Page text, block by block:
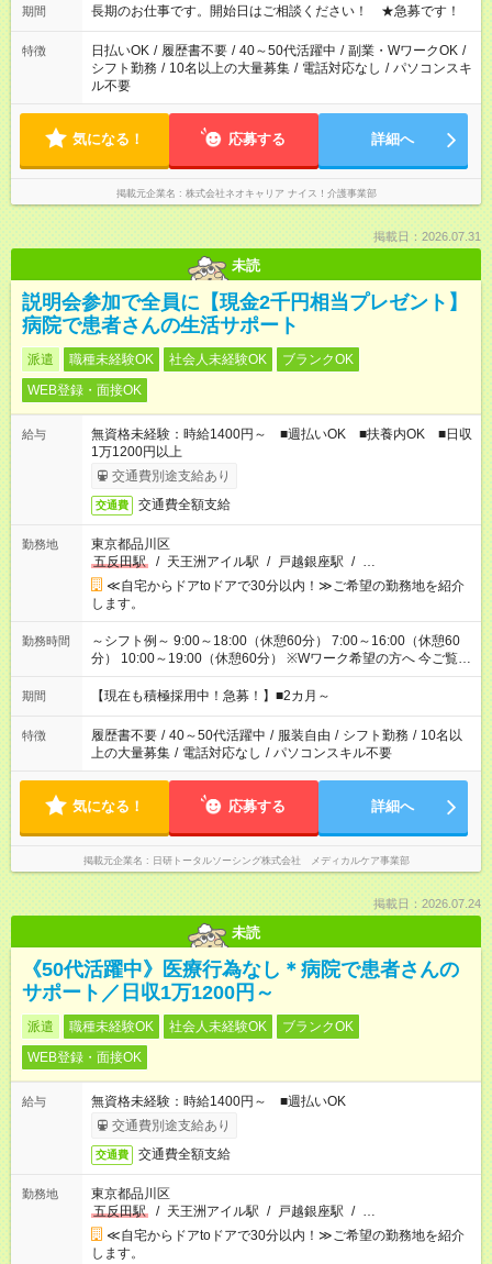
1日7時間 ＊日勤のみ ＊土日休み ＊午前だけ・午後だけ ＊平日
仕事をご紹介できます！ 登録の際に、あなたのご希望をお聞か
せください。
期間 長期のお仕事です。開始日はご相談ください！ ★急募です！
特徴 日払いOK / 履歴書不要 / 40～50代活躍中 / 副業・WワークOK /
シフト勤務 / 10名以上の大量募集 / 電話対応なし / パソコンスキ
ル不要
気になる！ 応募する 詳細へ
掲載元企業名 株式会社ネオキャリア ナイス！介護事業部
掲載日：2026.07.31
未読
説明会参加で全員に【現金2千円相当プレゼント】
病院で患者さんの生活サポート
派遣 職種未経験OK 社会人未経験OK
ブランクOK
WEB登録・面接OK
給与
無資格未経験：時給1400円～ ■週払いOK ■扶養内OK ■日収
1万1200円以上
交通費別途支給あり
交通費 交通費全額支給
勤務地
東京都品川区
五反田駅
/ 天王洲アイル駅 / 戸越銀座駅 / …
≪自宅からドアtoドアで30分以内！≫ご希望の勤務地を紹介
します。
勤務時間
～シフト例～ 9:00～18:00（休憩60分） 7:00～16:00（休憩60
分） 10:00～19:00（休憩60分） ※Wワーク希望の方へ 今ご覧の
お仕事で希望する勤務時間と、もう1つのお仕事の勤務時間の合
計が 週40時間を超えなければOKです。
期間 【現在も積極採用中！急募！】■2カ月～
特徴 履歴書不要 / 40～50代活躍中 / 服装自由 / シフト勤務 / 10名以
上の大量募集 / 電話対応なし / パソコンスキル不要
気になる！ 応募する 詳細へ
掲載元企業名 日研トータルソーシング株式会社 メディカルケア事業部
掲載日：2026.07.24
未読
《50代活躍中》医療行為なし＊病院で患者さんの
サポート／日収1万1200円～
派遣 職種未経験OK 社会人未経験OK
ブランクOK
WEB登録・面接OK
給与
無資格未経験：時給1400円～ ■週払いOK
交通費別途支給あり
交通費 交通費全額支給
勤務地
東京都品川区
五反田駅
/ 天王洲アイル駅 / 戸越銀座駅 / …
≪自宅からドアtoドアで30分以内！≫ご希望の勤務地を紹介
します。